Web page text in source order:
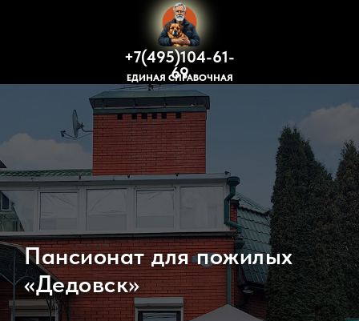
+7(495)104-61-
69
ЕДИНАЯ СПРАВОЧНАЯ
Пансионат для пожилых
«Дедовск»